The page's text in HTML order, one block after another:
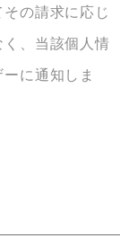
の請求に応じ
、当該個人情
に通知しま